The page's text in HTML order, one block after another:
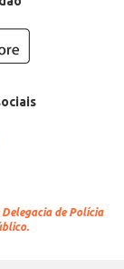
de Polícia